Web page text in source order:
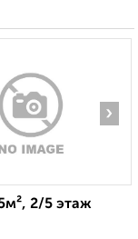
›
2/5 этаж